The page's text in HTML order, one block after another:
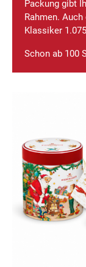
Packung gibt
Rahmen.
Klassiker
Schon ab 100